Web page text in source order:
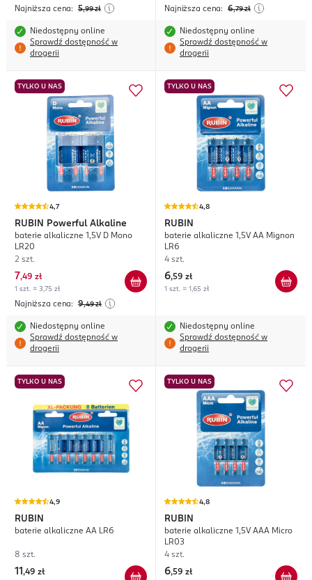
Najniższa cena: 5,99 zł
Niedostępny online
Sprawdź dostępność w
drogerii
Najniższa cena: 6,79 zł
Niedostępny online
Sprawdź dostępność w
drogerii
TYLKO U NAS
4,7
RUBIN Powerful Alkaline
baterie alkaliczne 1,5V D Mono
LR20
2 szt.
7,49 zł
1 szt. = 3,75 zł
Najniższa cena: 9,49 zł
Niedostępny online
Sprawdź dostępność w
drogerii
TYLKO U NAS
4,8
RUBIN
baterie alkaliczne 1,5V AA Mignon
LR6
4 szt.
6,59 zł
1 szt. = 1,65 zł
Niedostępny online
Sprawdź dostępność w
drogerii
TYLKO U NAS
4,9
RUBIN
baterie alkaliczne AA LR6
8 szt.
11 ,49 zł
TYLKO U NAS
4,8
RUBIN
baterie alkaliczne 1,5V AAA Micro
LR03
4 szt.
6,59 zł